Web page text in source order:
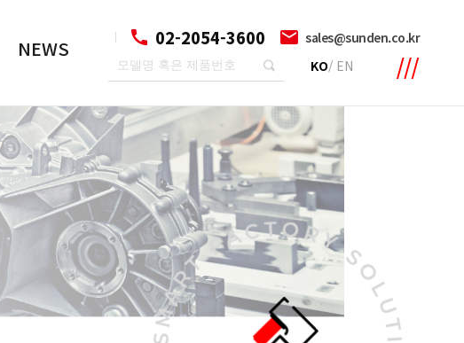
NEWS 02-2054-3600
sales@sunden.co.kr
KO/ EN